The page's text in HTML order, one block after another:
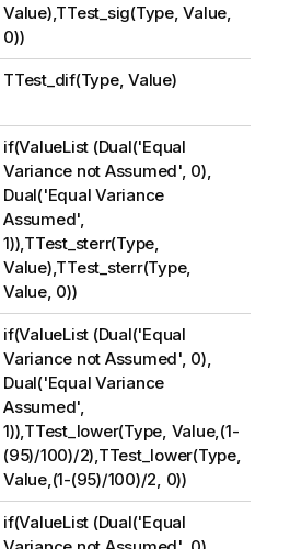
Value),TTest_sig(Type, Value,
0))
TTest_dif(Type, Value)
if(ValueList (Dual('Equal
Variance not Assumed', 0),
Dual('Equal Variance
Assumed',
1)),TTest_sterr(Type,
Value),TTest_sterr(Type,
Value, 0))
if(ValueList (Dual('Equal
Variance not Assumed', 0),
Dual('Equal Variance
Assumed',
1)),TTest_lower(Type, Value,(1-
(95)/100)/2),TTest_lower(Type,
Value,(1-(95)/100)/2, 0))
if(ValueList (Dual('Equal